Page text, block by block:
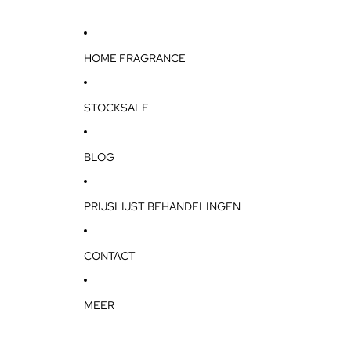
HOME FRAGRANCE
STOCKSALE
BLOG
PRIJSLIJST BEHANDELINGEN
CONTACT
MEER